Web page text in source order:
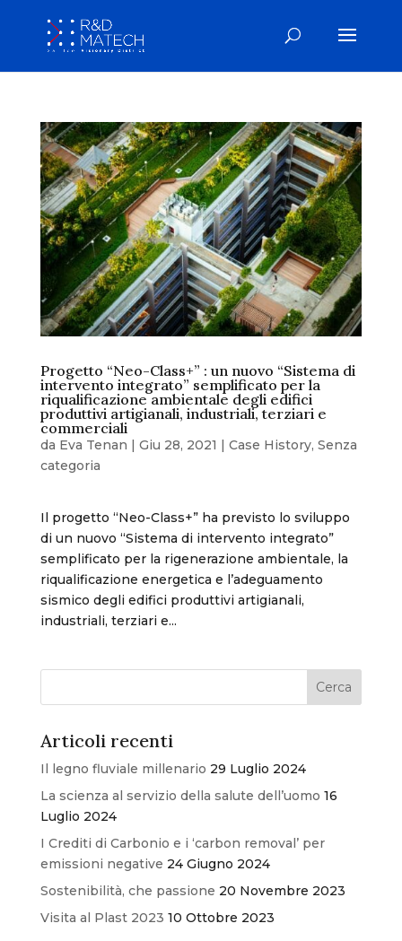
Progetto “Neo-Class+” : un nuovo “Sistema di
intervento integrato” semplificato per la
riqualificazione ambientale degli edifici
produttivi artigianali, industriali, terziari e
commerciali
da Eva Tenan | Giu 28, 2021 | Case History, Senza
categoria
Il progetto “Neo-Class+” ha previsto lo sviluppo
di un nuovo “Sistema di intervento integrato”
semplificato per la rigenerazione ambientale, la
riqualificazione energetica e l’adeguamento
sismico degli edifici produttivi artigianali,
industriali, terziari e...
Articoli recenti
Il legno fluviale millenario 29 Luglio 2024
La scienza al servizio della salute dell’uomo 16
Luglio 2024
I Crediti di Carbonio e i ‘carbon removal’ per
emissioni negative 24 Giugno 2024
Sostenibilità, che passione 20 Novembre 2023
Visita al Plast 2023 10 Ottobre 2023